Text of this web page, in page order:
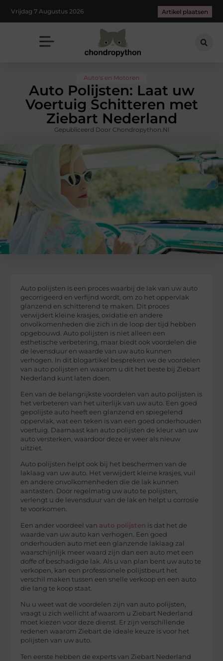
Vrijdag 7 Augustus 2026 Artikel plaatsen
Auto's en Motoren
Auto Polijsten: Laat uw
Voertuig Schitteren met
Ziebart Nederland
Gepubliceerd Door Chondropython.nl
Auto polijsten is een proces waarbij de lak van uw auto
gecorrigeerd en verfijnd wordt, om zo het oppervlak
glanzend en schitterend te maken. Dit proces
verwijdert kleine krasjes, oxidatie en andere
onvolkomenheden die zich in de loop der tijd hebben
opgebouwd. Auto polijsten is niet alleen een
esthetische verbetering, maar biedt ook voordelen die
de levensduur en waarde van uw auto kunnen
verhogen. In dit blogartikel bespreken we de voordelen
van auto polijsten en waarom u dit het beste bij Ziebart
Nederland kunt laten doen.
Een van de belangrijkste voordelen van auto polijsten is
het verbeteren van het uiterlijk van uw auto. Een goed
gepolijste auto heeft een glanzend en spiegelend
oppervlak, wat een teken is van een goed onderhouden
voertuig. Daarnaast kan auto polijsten de kleur van uw
auto versterken, waardoor deze er weer als nieuw
uitziet.
Auto polijsten helpt ook bij het beschermen van de
laklaag van uw auto. Het verwijdert kleine krasjes, vuil
en andere onvolkomenheden die de lak kunnen
aantasten. Door regelmatig uw auto te polijsten,
verlengt u de levensduur van de lak en helpt u corrosie
te voorkomen.
Een ander voordeel van auto polijsten is dat het de
waarde van uw auto kan verhogen. Een goed
onderhouden auto met een glanzende laklaag zal
waarschijnlijk meer waard zijn dan een auto met een
doffe of beschadigde lak. Als u van plan bent uw auto te
verkopen, kan een professionele polijstbeurt het
verschil maken tussen een snelle verkoop en een auto
die lang te koop staat.
Nu u weet wat de voordelen zijn van auto polijsten,
vraagt u zich wellicht af waarom u Ziebart Nederland
moet kiezen voor deze dienst. Er zijn verschillende
redenen waarom Ziebart de ideale keuze is voor het
polijsten van uw auto.
Ten eerste hebben de experts van Ziebart Nederland